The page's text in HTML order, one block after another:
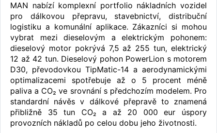
MAN nabízí komplexní portfolio nákladních vozidel
pro dálkovou přepravu, stavebnictví, distribuční
logistiku a komunální aplikace. Zákazníci si mohou
vybrat mezi dieselovým a elektrickým pohonem:
dieselový motor pokrývá 7,5 až 255 tun, elektrický
12 až 42 tun. Dieselový pohon PowerLion s motorem
D30, převodovkou TipMatic-14 a aerodynamickými
optimalizacemi spotřebuje až o 5 procent méně
paliva a CO₂ ve srovnání s předchozím modelem. Pro
standardní návěs v dálkové přepravě to znamená
přibližně 35 tun CO₂ a až 20 000 eur úspory
provozních nákladů po celou dobu jeho životnosti.